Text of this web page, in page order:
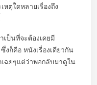
หตุใดหลายเรื่องถึง
ป็นที่จะต้องเคยมี
ก็คือ หนังเรื่องเดียวกัน
ฉยๆแต่ว่าพอกลับมาดูใน